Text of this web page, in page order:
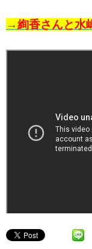
→絢香さんと水